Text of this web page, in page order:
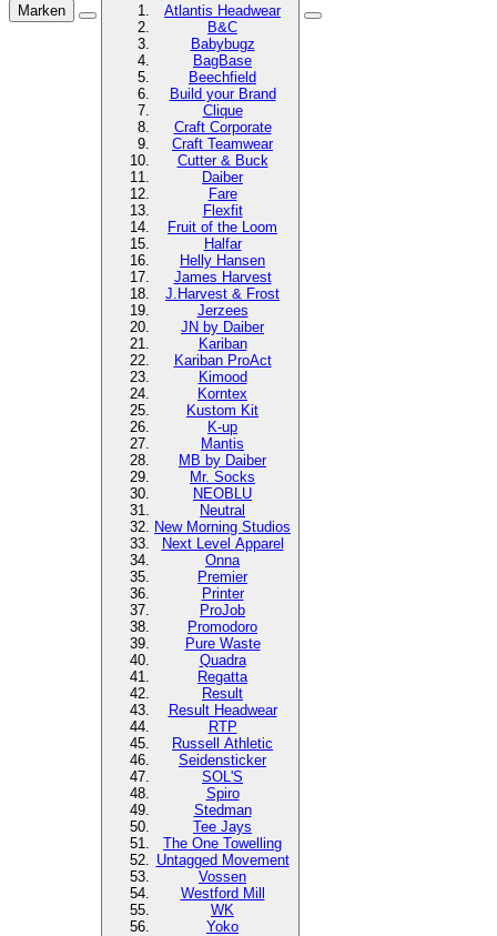
Marken
Atlantis Headwear
B&C
Babybugz
BagBase
Beechfield
Build your Brand
Clique
Craft Corporate
Craft Teamwear
Cutter & Buck
Daiber
Fare
Flexfit
Fruit of the Loom
Halfar
Helly Hansen
James Harvest
J.Harvest & Frost
Jerzees
JN by Daiber
Kariban
Kariban ProAct
Kimood
Korntex
Kustom Kit
K-up
Mantis
MB by Daiber
Mr. Socks
NEOBLU
Neutral
New Morning Studios
Next Level Apparel
Onna
Premier
Printer
ProJob
Promodoro
Pure Waste
Quadra
Regatta
Result
Result Headwear
RTP
Russell Athletic
Seidensticker
SOL'S
Spiro
Stedman
Tee Jays
The One Towelling
Untagged Movement
Vossen
Westford Mill
WK
Yoko